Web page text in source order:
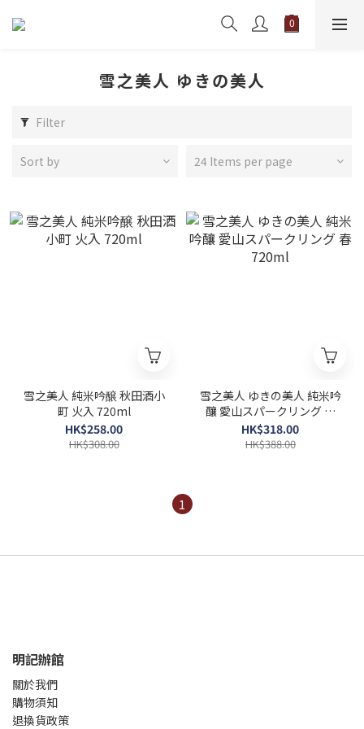
雪之美人 ゆきの美人
Filter
Sort by 24 Items per page
雪之美人 純米吟醸 秋田酒小
町 火入 720ml
HK$258.00
HK$308.00
雪之美人 ゆきの美人 純米吟
釀 愛山スパークリング 春
720ml
HK$318.00
HK$388.00
1
明記辦館
關於我們
購物須知
退換貨政策